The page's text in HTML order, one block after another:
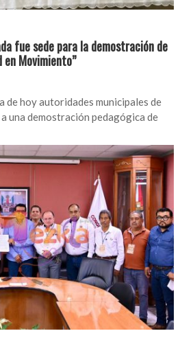
fue sede para la demostración de
Movimiento”
de hoy autoridades municipales de
una demostración pedagógica de